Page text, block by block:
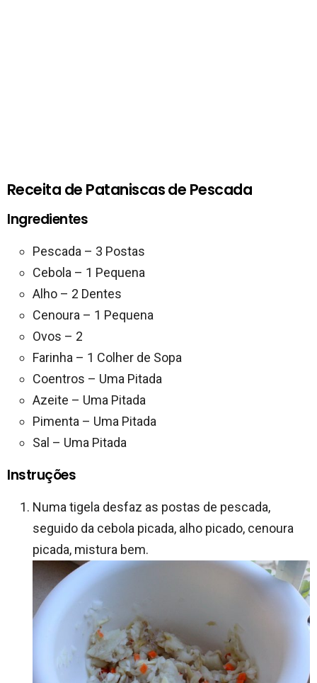
Receita de Pataniscas de Pescada
Ingredientes
Pescada – 3 Postas
Cebola – 1 Pequena
Alho – 2 Dentes
Cenoura – 1 Pequena
Ovos – 2
Farinha – 1 Colher de Sopa
Coentros – Uma Pitada
Azeite – Uma Pitada
Pimenta – Uma Pitada
Sal – Uma Pitada
Instruções
Numa tigela desfaz as postas de pescada,
seguido da cebola picada, alho picado, cenoura
picada, mistura bem.